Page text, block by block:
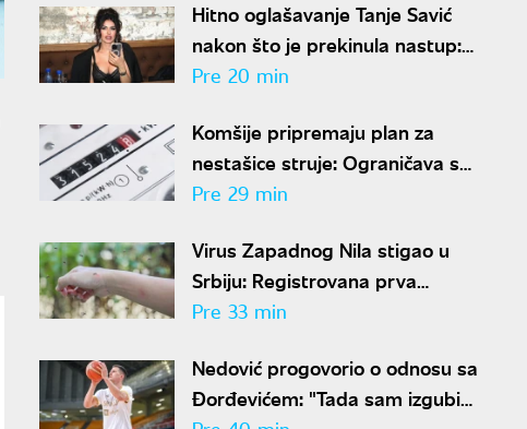
Hitno oglašavanje Tanje Savić
nakon što je prekinula nastup:
"Mnogo znači"
Pre 20 min
Komšije pripremaju plan za
nestašice struje: Ograničava se
potrošnja električne energije
Pre 29 min
Virus Zapadnog Nila stigao u
Srbiju: Registrovana prva
obolevanja, lekari izdali hitan
Pre 33 min
Nedović progovorio o odnosu sa
Đorđevićem: "Tada sam izgubio